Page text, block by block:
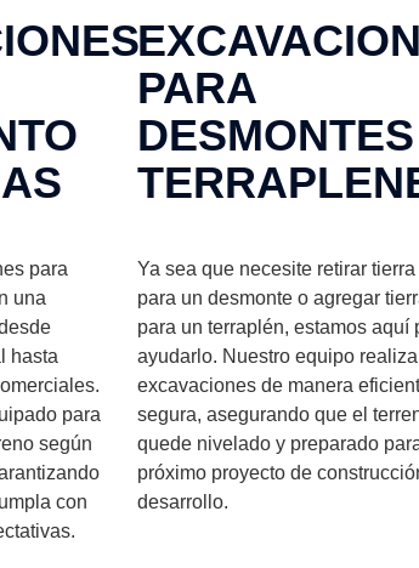
para
una
hasta
para
según
con
PARA
Ya sea que necesite retirar tierra
para un desmonte o agregar
para un terraplén, estamos aquí
ayudarlo. Nuestro equipo realiza
excavaciones de manera
segura, asegurando que el
quede nivelado y preparado
próximo proyecto de
desarrollo.